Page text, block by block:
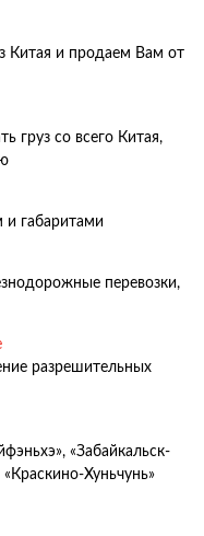
Китая и продаем Вам от
груз со всего Китая,
и габаритами
перевозки,
разрешительных
«Забайкальск-
Хуньчунь»